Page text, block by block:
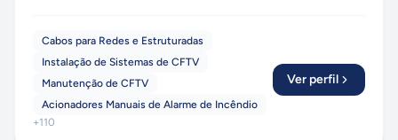
Cabos para Redes e Estruturadas
Instalação de Sistemas de CFTV
Manutenção de CFTV
Acionadores Manuais de Alarme de Incêndio
+110
Ver perfil